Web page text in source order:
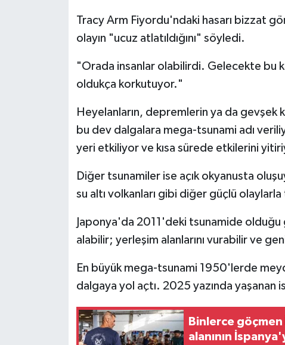
Tracy Arm Fiyordu'ndaki hasarı bizzat
olayın "ucuz atlatıldığını" söyledi.
"Orada insanlar olabilirdi. Gelecekte bu
oldukça korkutuyor."
Heyelanların, depremlerin ya da gevşek
bu dev dalgalara mega-tsunami adı
yeri etkiliyor ve kısa sürede etkilerini
Diğer tsunamiler ise açık okyanusta
su altı volkanları gibi diğer güçlü
Japonya'da 2011'deki tsunamide
alabilir; yerleşim alanlarını vurabilir ve
En büyük mega-tsunami 1950'lerde
dalgaya yol açtı. 2025 yazında yaşanan
Binlerce
alanının